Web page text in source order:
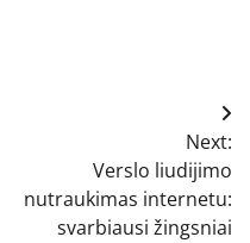
Next:
Verslo liudijimo
nutraukimas internetu:
svarbiausi žingsniai